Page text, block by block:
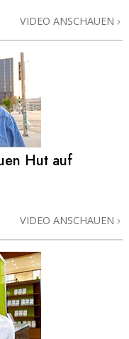
VIDEO ANSCHAUEN
Hut auf
VIDEO ANSCHAUEN